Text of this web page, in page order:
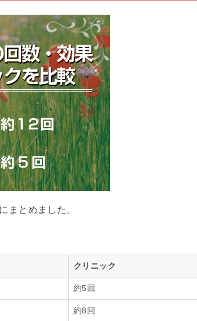
まとめました。
クリニック
約5回
約8回